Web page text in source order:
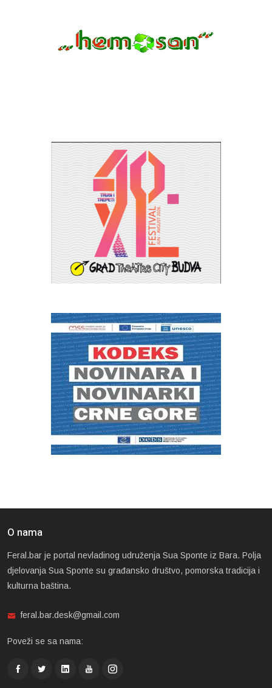
O nama
Feral.bar je portal nevladinog udruženja Sua Sponte iz Bara. Polja
djelovanja Sua Sponte su građansko društvo, pomorska tradicija i
kulturna baština.
feral.bar.desk@gmail.com
Poveži se sa nama: